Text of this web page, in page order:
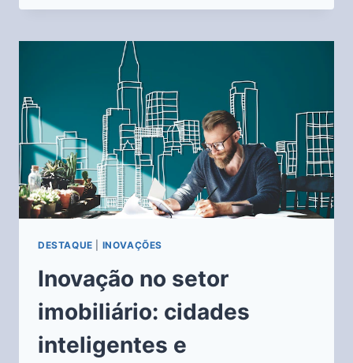
DESTAQUE INOVAÇÕES
Inovação no setor
imobiliário: cidades
inteligentes e